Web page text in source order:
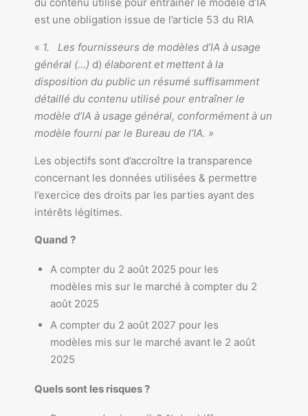
est une obligation issue de l’article 53 du RIA
« 1. Les fournisseurs de modèles d’IA à usage
général (…) d) élaborent et mettent à la
disposition du public un résumé suffisamment
détaillé du contenu utilisé pour entraîner le
modèle d’IA à usage général, conformément à un
modèle fourni par le Bureau de l’IA. »
Les objectifs sont d’accroître la transparence
concernant les données utilisées & permettre
l’exercice des droits par les parties ayant des
intérêts légitimes.
Quand ?
A compter du 2 août 2025 pour les
modèles mis sur le marché à compter du 2
août 2025
A compter du 2 août 2027 pour les
modèles mis sur le marché avant le 2 août
2025
Quels sont les risques ?